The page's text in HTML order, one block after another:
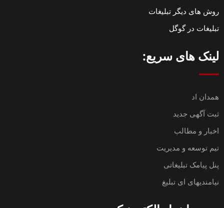
روش های دیگر تبلیغات
تبلیغات در گوگل
لینک های سریع:
همدان اد
ثبت آگهی جدید
اخبار و مطالب
تیم توسعه و مدیریت
پنل پیامک تبلیغاتی
نیامندیهای ای تبلیغ